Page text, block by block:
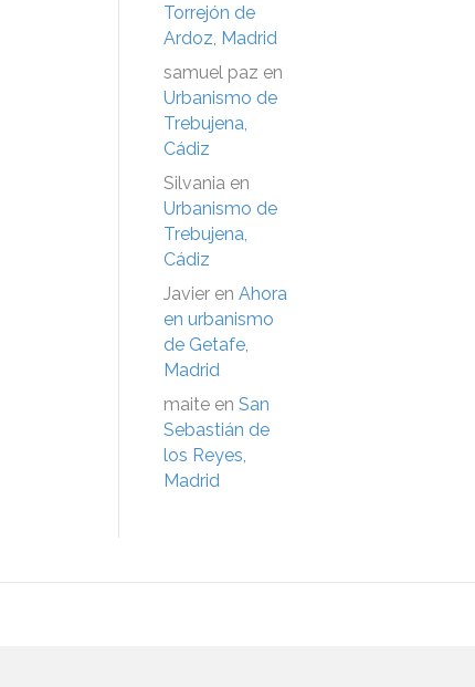
Torrejón de
Ardoz, Madrid
samuel paz en
Urbanismo de
Trebujena,
Cádiz
Silvania en
Urbanismo de
Trebujena,
Cádiz
Javier en Ahora
en urbanismo
de Getafe,
Madrid
maite en San
Sebastián de
los Reyes,
Madrid